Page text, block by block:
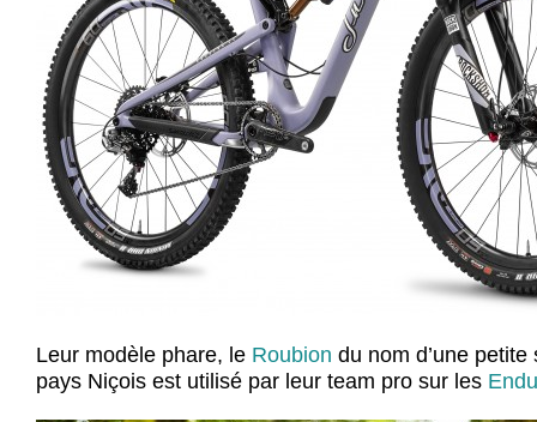
Leur modèle phare, le Roubion du nom d’une petite
pays Niçois est utilisé par leur team pro sur les